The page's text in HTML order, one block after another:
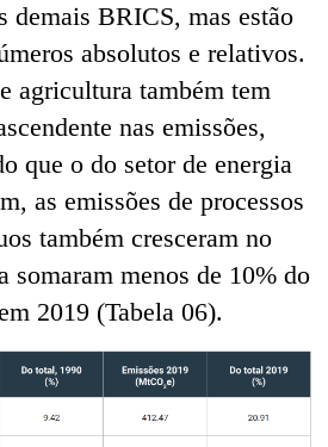
demais BRICS, mas estão
absolutos e relativos.
agricultura também tem
nas emissões,
que o do setor de energia
as emissões de processos
também cresceram no
somaram menos de 10% do
2019 (Tabela 06).